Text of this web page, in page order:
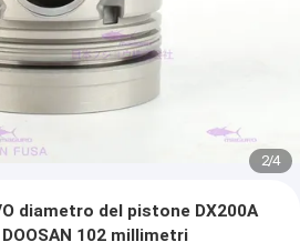
2/4
diametro del pistone DX200A
102 millimetri